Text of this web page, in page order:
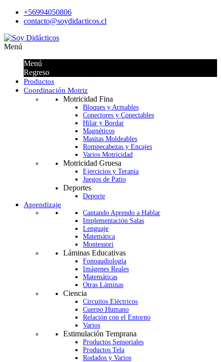
+56994050806
contacto@soydidacticos.cl
Menú
Menú
Regreso
Productos
Coordinación Motriz
Motricidad Fina
Bloques y Armables
Conectores y Conectables
Hilar y Bordar
Magnéticos
Masitas Moldeables
Rompecabezas y Encajes
Varios Motricidad
Motricidad Gruesa
Ejercicios y Terapia
Juegos de Patio
Deportes
Deporte
Aprendizaje
Cantando Aprendo a Hablar
Implementación Salas
Lenguaje
Matemática
Montessori
Láminas Educativas
Fonoaudiología
Imágenes Reales
Matemáticas
Otras Láminas
Ciencia
Circuitos Eléctricos
Cuerpo Humano
Relación con el Entorno
Varios
Estimulación Temprana
Productos Sensoriales
Productos Tela
Rodados y Varios